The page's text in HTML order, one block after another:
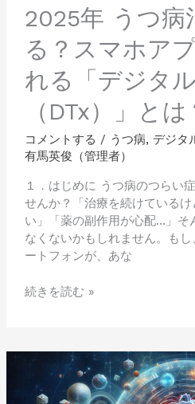
2025年 うつ病
る？スマホア
れる「デジタ
（DTx）」とは
コメントする / うつ病, デジタ
有馬英俊（管理者）
１．はじめに うつ病のつらい
せんか？「治療を続けている
い」「薬の副作用が心配…」そ
なくないかもしれません。も
ートフォンが、あな
ア
プ
リ
が
処
れ
る
「デ
ジ
タ
ル
治
薬
続きを読む »